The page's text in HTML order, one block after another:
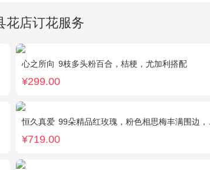
花店订花服务
心之所向 9枝多头粉百合，桔梗，尤加利搭配
¥299.00
恒久真爱 99朵精品红玫瑰，粉色相思梅丰满围边，搭配皇冠、黑色缎带装饰
¥719.00